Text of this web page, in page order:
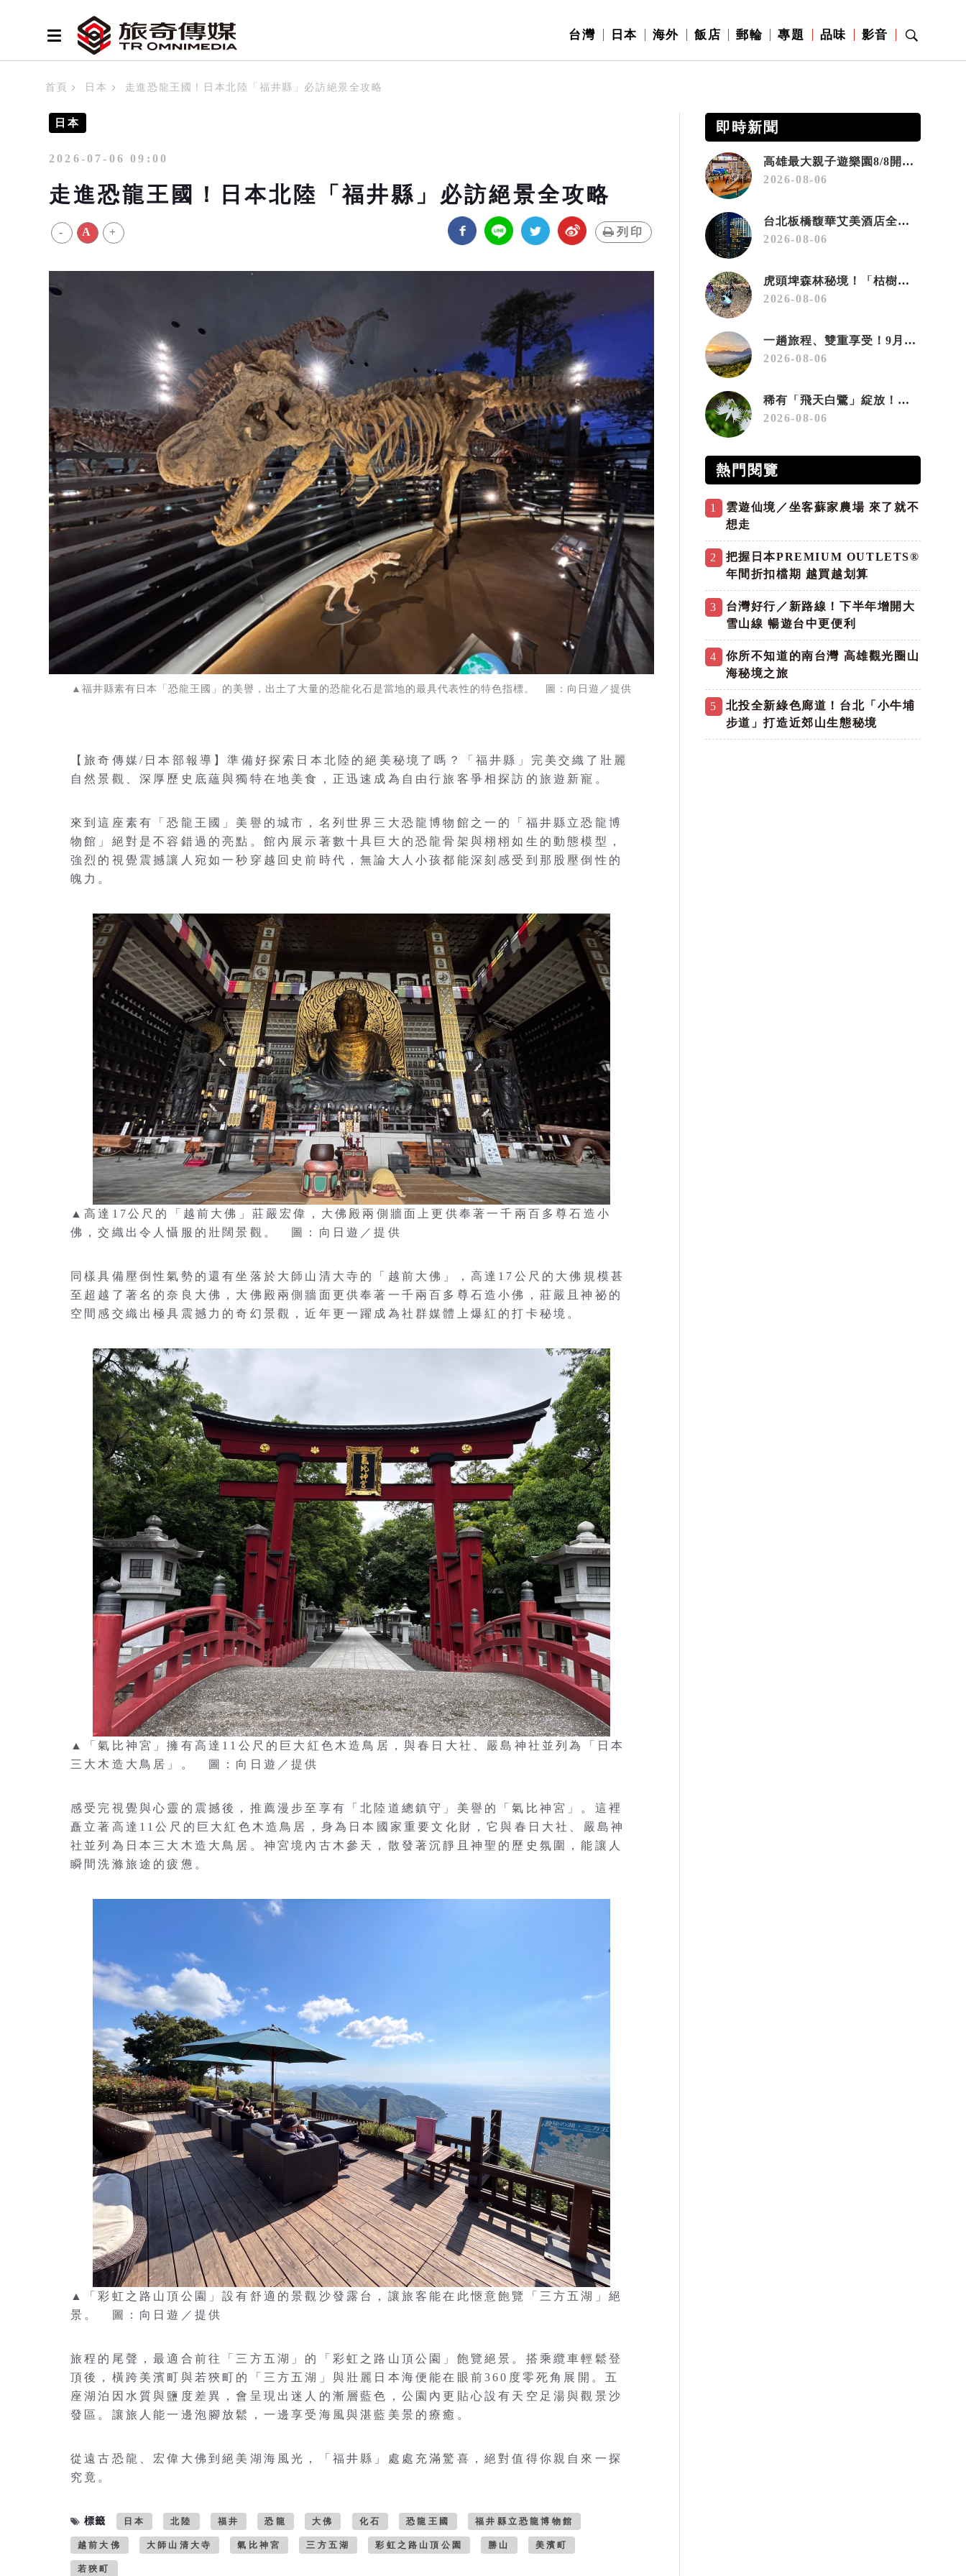
台灣 日本 海外 飯店 郵輪 專題 品味 影音
首頁 日本 走進恐龍王國！日本北陸「福井縣」必訪絕景全攻略
日本
2026-07-06 09:00
走進恐龍王國！日本北陸「福井縣」必訪絕景全攻略
- A + 列印
▲福井縣素有日本「恐龍王國」的美譽，出土了大量的恐龍化石是當地的最具代表性的特色指標。 圖：向日遊／提供
【旅奇傳媒/日本部報導】準備好探索日本北陸的絕美秘境了嗎？「福井縣」完美交織了壯麗
自然景觀、深厚歷史底蘊與獨特在地美食，正迅速成為自由行旅客爭相探訪的旅遊新寵。
來到這座素有「恐龍王國」美譽的城市，名列世界三大恐龍博物館之一的「福井縣立恐龍博
物館」絕對是不容錯過的亮點。館內展示著數十具巨大的恐龍骨架與栩栩如生的動態模型，
強烈的視覺震撼讓人宛如一秒穿越回史前時代，無論大人小孩都能深刻感受到那股壓倒性的
魄力。
▲高達17公尺的「越前大佛」莊嚴宏偉，大佛殿兩側牆面上更供奉著一千兩百多尊石造小
佛，交織出令人懾服的壯闊景觀。 圖：向日遊／提供
同樣具備壓倒性氣勢的還有坐落於大師山清大寺的「越前大佛」，高達17公尺的大佛規模甚
至超越了著名的奈良大佛，大佛殿兩側牆面更供奉著一千兩百多尊石造小佛，莊嚴且神祕的
空間感交織出極具震撼力的奇幻景觀，近年更一躍成為社群媒體上爆紅的打卡秘境。
▲「氣比神宮」擁有高達11公尺的巨大紅色木造鳥居，與春日大社、嚴島神社並列為「日本
三大木造大鳥居」。 圖：向日遊／提供
感受完視覺與心靈的震撼後，推薦漫步至享有「北陸道總鎮守」美譽的「氣比神宮」。這裡
矗立著高達11公尺的巨大紅色木造鳥居，身為日本國家重要文化財，它與春日大社、嚴島神
社並列為日本三大木造大鳥居。神宮境內古木參天，散發著沉靜且神聖的歷史氛圍，能讓人
瞬間洗滌旅途的疲憊。
▲「彩虹之路山頂公園」設有舒適的景觀沙發露台，讓旅客能在此愜意飽覽「三方五湖」絕
景。 圖：向日遊／提供
旅程的尾聲，最適合前往「三方五湖」的「彩虹之路山頂公園」飽覽絕景。搭乘纜車輕鬆登
頂後，橫跨美濱町與若狹町的「三方五湖」與壯麗日本海便能在眼前360度零死角展開。五
座湖泊因水質與鹽度差異，會呈現出迷人的漸層藍色，公園內更貼心設有天空足湯與觀景沙
發區。讓旅人能一邊泡腳放鬆，一邊享受海風與湛藍美景的療癒。
從遠古恐龍、宏偉大佛到絕美湖海風光，「福井縣」處處充滿驚喜，絕對值得你親自來一探
究竟。
標籤 日本 北陸 福井 恐龍 大佛 化石 恐龍王國 福井縣立恐龍博物館
越前大佛 大師山清大寺 氣比神宮 三方五湖 彩虹之路山頂公園 勝山 美濱町
若狹町
即時新聞
高雄最大親子遊樂園8/8開幕！30項設施免費玩、YOYO家族嗨翻暑假
2026-08-06
台北板橋馥華艾美酒店全新開幕 感官藝術策展打造旅居新風格
2026-08-06
虎頭埤森林秘境！「枯樹籬步道」生態復育有成 走進大自然生命教室
2026-08-06
一趟旅程、雙重享受！9月住宿合歡山 順遊奧萬大10元優惠入園
2026-08-06
稀有「飛天白鷺」綻放！神戶六甲高山植物園「鷺草」珍貴現身
2026-08-06
熱門閱覽
1
雲遊仙境／坐客蘇家農場 來了就不
想走
2
把握日本PREMIUM OUTLETS®
年間折扣檔期 越買越划算
3
台灣好行／新路線！下半年增開大
雪山線 暢遊台中更便利
4
你所不知道的南台灣 高雄觀光圈山
海秘境之旅
5
北投全新綠色廊道！台北「小牛埔
步道」打造近郊山生態秘境